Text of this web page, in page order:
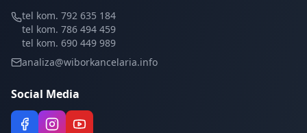
tel kom. 792 635 184
tel kom. 786 494 459
tel kom. 690 449 989
analiza@wiborkancelaria.info
Social Media